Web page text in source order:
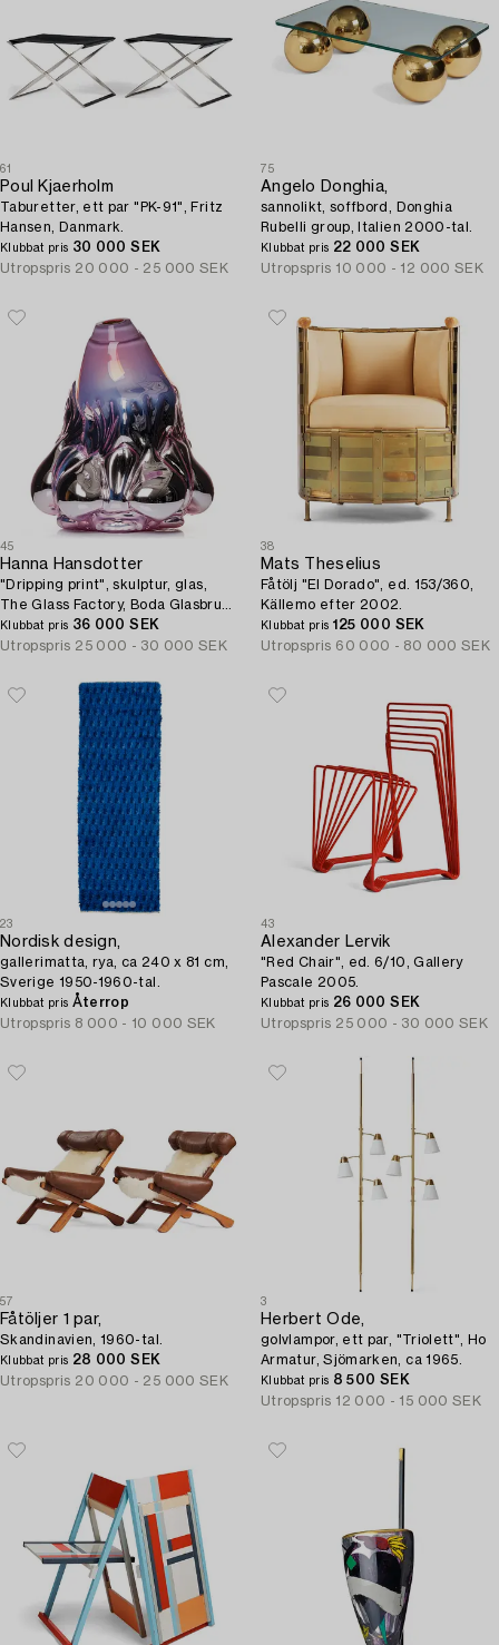
61
Poul Kjaerholm
Taburetter, ett par "PK-91", Fritz
Hansen, Danmark.
Klubbat pris 30 000 SEK
Utropspris 20 000 - 25 000 SEK
75
Angelo Donghia,
sannolikt, soffbord, Donghia
Rubelli group, Italien 2000-tal.
Klubbat pris 22 000 SEK
Utropspris 10 000 - 12 000 SEK
45
Hanna Hansdotter
"Dripping print", skulptur, glas,
The Glass Factory, Boda Glasbruk,
2018.
Klubbat pris 36 000 SEK
Utropspris 25 000 - 30 000 SEK
38
Mats Theselius
Fåtölj "El Dorado", ed. 153/360,
Källemo efter 2002.
Klubbat pris 125 000 SEK
Utropspris 60 000 - 80 000 SEK
23
Nordisk design,
gallerimatta, rya, ca 240 x 81 cm,
Sverige 1950-1960-tal.
Klubbat pris Återrop
Utropspris 8 000 - 10 000 SEK
43
Alexander Lervik
"Red Chair", ed. 6/10, Gallery
Pascale 2005.
Klubbat pris 26 000 SEK
Utropspris 25 000 - 30 000 SEK
57
Fåtöljer 1 par,
Skandinavien, 1960-tal.
Klubbat pris 28 000 SEK
Utropspris 20 000 - 25 000 SEK
3
Herbert Ode,
golvlampor, ett par, "Triolett", Ho
Armatur, Sjömarken, ca 1965.
Klubbat pris 8 500 SEK
Utropspris 12 000 - 15 000 SEK